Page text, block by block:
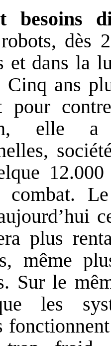
besoins
dès
et dans la
Cinq ans
pour
elle
combat.
plus
même
Sur le
les